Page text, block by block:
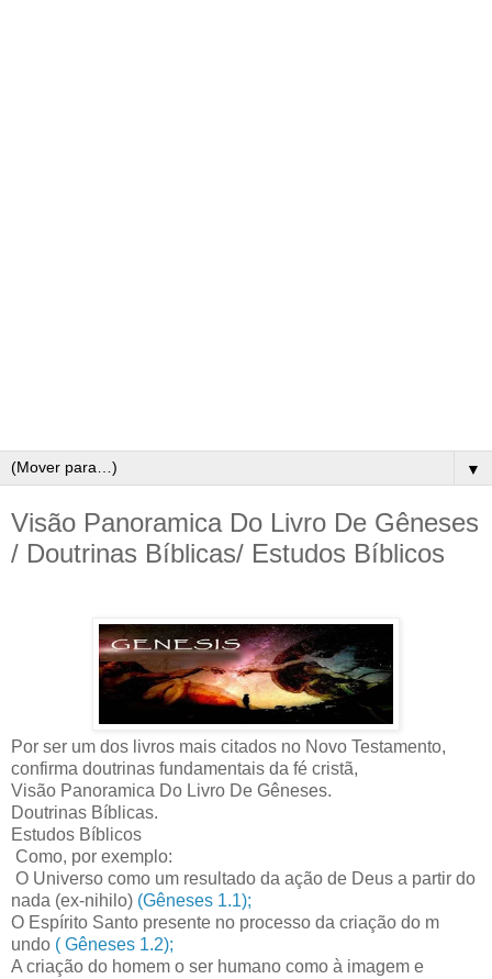
▼
Visão Panoramica Do Livro De Gêneses
/ Doutrinas Bíblicas/ Estudos Bíblicos
Por ser um dos livros mais citados no Novo Testamento,
confirma doutrinas fundamentais da fé cristã,
Visão Panoramica Do Livro De Gêneses.
Doutrinas Bíblicas.
Estudos Bíblicos
Como, por exemplo:
O Universo como um resultado da ação de Deus a partir do
nada (ex-nihilo) (Gêneses 1.1);
O Espírito Santo presente no processo da criação do m
undo ( Gêneses 1.2);
A criação do homem o ser humano como à imagem e